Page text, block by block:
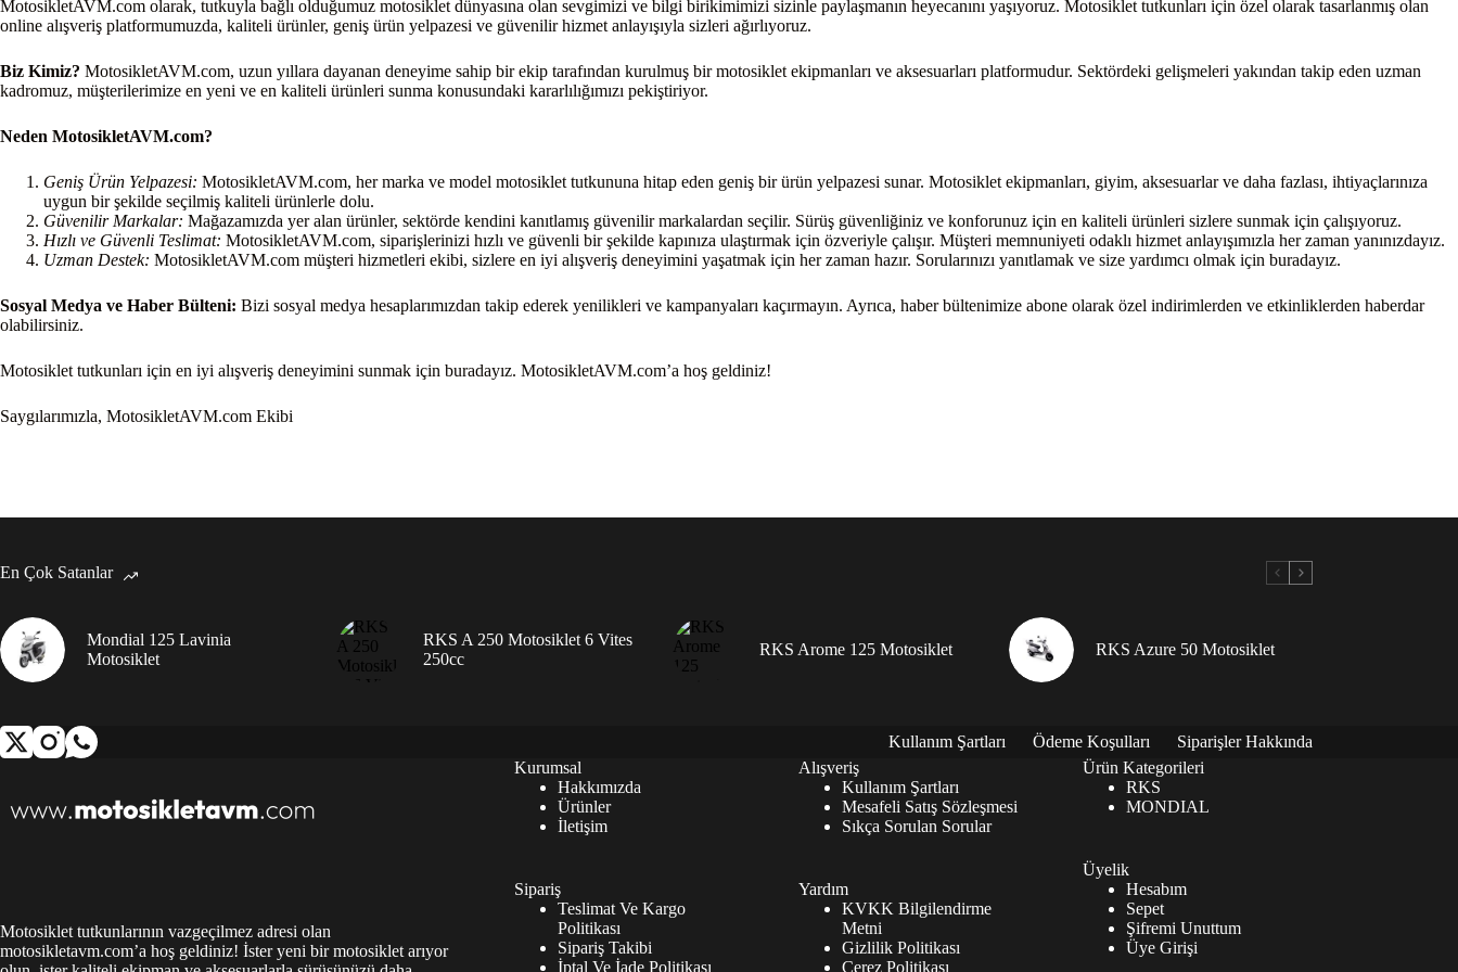
MotosikletAVM.com olarak, tutkuyla bağlı olduğumuz motosiklet dünyasına olan sevgimizi ve bilgi birikimimizi sizinle paylaşmanın heyecanını yaşıyoruz. Motosiklet tutkunları için özel olarak tasarlanmış olan
online alışveriş platformumuzda, kaliteli ürünler, geniş ürün yelpazesi ve güvenilir hizmet anlayışıyla sizleri ağırlıyoruz.
Biz Kimiz? MotosikletAVM.com, uzun yıllara dayanan deneyime sahip bir ekip tarafından kurulmuş bir motosiklet ekipmanları ve aksesuarları platformudur. Sektördeki gelişmeleri yakından takip eden uzman
kadromuz, müşterilerimize en yeni ve en kaliteli ürünleri sunma konusundaki kararlılığımızı pekiştiriyor.
Neden MotosikletAVM.com?
Geniş Ürün Yelpazesi: MotosikletAVM.com, her marka ve model motosiklet tutkununa hitap eden geniş bir ürün yelpazesi sunar. Motosiklet ekipmanları, giyim, aksesuarlar ve daha fazlası, ihtiyaçlarınıza
uygun bir şekilde seçilmiş kaliteli ürünlerle dolu.
Güvenilir Markalar: Mağazamızda yer alan ürünler, sektörde kendini kanıtlamış güvenilir markalardan seçilir. Sürüş güvenliğiniz ve konforunuz için en kaliteli ürünleri sizlere sunmak için çalışıyoruz.
Hızlı ve Güvenli Teslimat: MotosikletAVM.com, siparişlerinizi hızlı ve güvenli bir şekilde kapınıza ulaştırmak için özveriyle çalışır. Müşteri memnuniyeti odaklı hizmet anlayışımızla her zaman yanınızdayız.
Uzman Destek: MotosikletAVM.com müşteri hizmetleri ekibi, sizlere en iyi alışveriş deneyimini yaşatmak için her zaman hazır. Sorularınızı yanıtlamak ve size yardımcı olmak için buradayız.
Sosyal Medya ve Haber Bülteni: Bizi sosyal medya hesaplarımızdan takip ederek yenilikleri ve kampanyaları kaçırmayın. Ayrıca, haber bültenimize abone olarak özel indirimlerden ve etkinliklerden haberdar
olabilirsiniz.
Motosiklet tutkunları için en iyi alışveriş deneyimini sunmak için buradayız. MotosikletAVM.com’a hoş geldiniz!
Saygılarımızla, MotosikletAVM.com Ekibi
En Çok Satanlar
Mondial 125 Lavinia
Motosiklet
RKS A 250 Motosiklet 6 Vites
250cc
RKS Arome 125 Motosiklet RKS Azure 50 Motosiklet
Kullanım Şartları Ödeme Koşulları Siparişler Hakkında
Motosiklet tutkunlarının vazgeçilmez adresi olan
motosikletavm.com’a hoş geldiniz! İster yeni bir motosiklet arıyor
Kurumsal
Hakkımızda
Ürünler
İletişim
Sipariş
Teslimat Ve Kargo
Politikası
Sipariş Takibi
İptal Ve İade Politikası
Alışveriş
Kullanım Şartları
Mesafeli Satış Sözleşmesi
Sıkça Sorulan Sorular
Yardım
KVKK Bilgilendirme
Metni
Gizlilik Politikası
Çerez Politikası
Ürün Kategorileri
RKS
MONDIAL
Üyelik
Hesabım
Sepet
Şifremi Unuttum
Üye Girişi